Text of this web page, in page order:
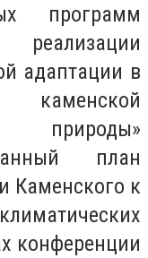
программ
адаптации в
природы»
план
Каменского к
конференции